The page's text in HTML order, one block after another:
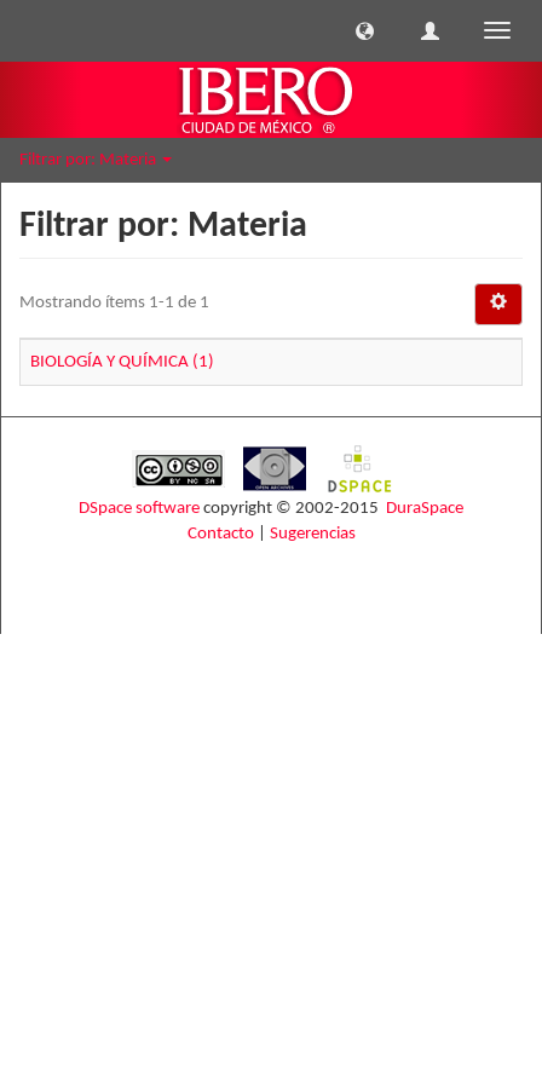
Filtrar por: Materia
Filtrar por: Materia
Mostrando ítems 1-1 de 1
BIOLOGÍA Y QUÍMICA (1)
DSpace software copyright © 2002-2015 DuraSpace
Contacto| Sugerencias